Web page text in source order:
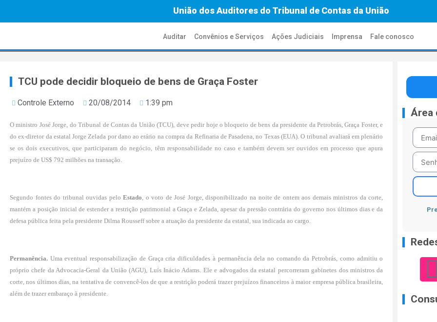
União dos Auditores do Tribunal de Contas da União
Auditar Convênios e Serviços Ações Judiciais Imprensa Fale conosco
TCU pode decidir bloqueio de bens de Graça Foster
Controle Externo 20/08/2014 1:39 pm
O ministro José Jorge, do Tribunal de Contas da União (TCU), deve pedir hoje o bloqueio de bens da presidente da Petrobrás, Graça Foster, e
do ex-diretor da estatal Jorge Zelada por dano ao erário na compra da Refinaria de Pasadena, no Texas (EUA). O tribunal avaliará em plenário
se os dois executivos, que participaram do negócio, têm responsabilidade no caso e também devem ser ouvidos em processo que apura
prejuízo de US$ 792 milhões na transação.
Segundo fontes do tribunal ouvidas peloEstado , o voto de José Jorge, disponibilizado na noite de ontem aos demais ministros da corte,
mantém a posição inicial de estender a restrição patrimonial a Graça e Zelada, apesar da pressão contrária do governo nos últimos dias e da
defesa pública feita pela presidente Dilma Rousseff sobre a atuação da presidente da estatal, sua indicada ao cargo.
Permanência. Uma eventual responsabilização de Graça cria dificuldades à permanência dela no comando da Petrobrás, como admitiu o
próprio chefe da Advocacia-Geral da União (AGU), Luís Inácio Adams. Ele e advogados da estatal percorreram gabinetes dos ministros da
corte, nos últimos dias, na tentativa de convencê-los de que a restrição poderá trazer prejuízos financeiros à maior empresa pública brasileira,
além de trazer embaraço à presidente.
Área